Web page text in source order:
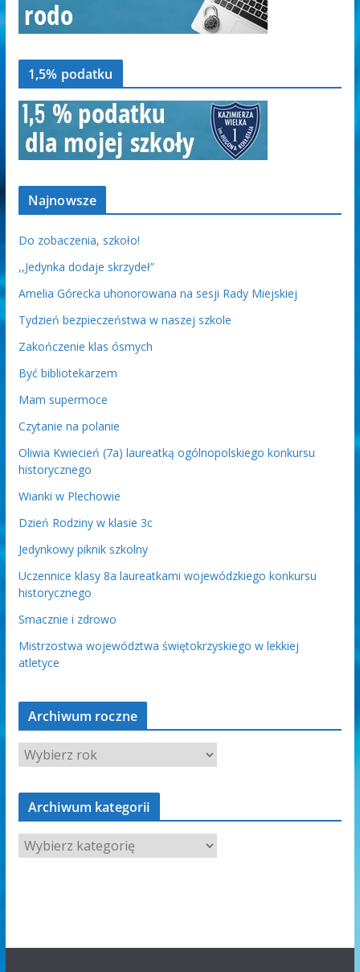
1,5% podatku
Najnowsze
Do zobaczenia, szkoło!
,,Jedynka dodaje skrzydeł”
Amelia Górecka uhonorowana na sesji Rady Miejskiej
Tydzień bezpieczeństwa w naszej szkole
Zakończenie klas ósmych
Być bibliotekarzem
Mam supermoce
Czytanie na polanie
Oliwia Kwiecień (7a) laureatką ogólnopolskiego konkursu
historycznego
Wianki w Plechowie
Dzień Rodziny w klasie 3c
Jedynkowy piknik szkolny
Uczennice klasy 8a laureatkami wojewódzkiego konkursu
historycznego
Smacznie i zdrowo
Mistrzostwa województwa świętokrzyskiego w lekkiej
atletyce
Archiwum roczne
Archiwum kategorii
A
r